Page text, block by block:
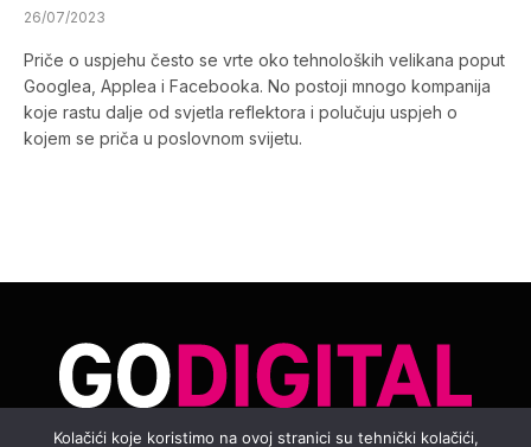
26/07/2023
Priče o uspjehu često se vrte oko tehnoloških velikana poput
Googlea, Applea i Facebooka. No postoji mnogo kompanija
koje rastu dalje od svjetla reflektora i polučuju uspjeh o
kojem se priča u poslovnom svijetu.
Kolačići koje koristimo na ovoj stranici su tehnički kolačići,